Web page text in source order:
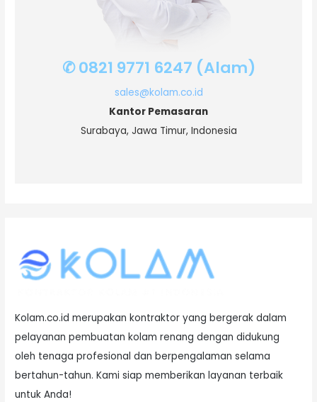
✆ 0821 9771 6247 (Alam)
sales@kolam.co.id
Kantor Pemasaran
Surabaya, Jawa Timur, Indonesia
Kolam.co.id merupakan kontraktor yang bergerak dalam
pelayanan pembuatan kolam renang dengan didukung
oleh tenaga profesional dan berpengalaman selama
bertahun-tahun. Kami siap memberikan layanan terbaik
untuk Anda!